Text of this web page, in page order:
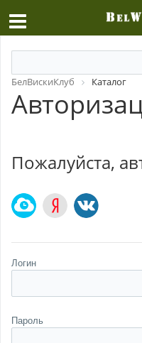
БелВискиКлуб Каталог
Пожалуйста,
Логин
Пароль